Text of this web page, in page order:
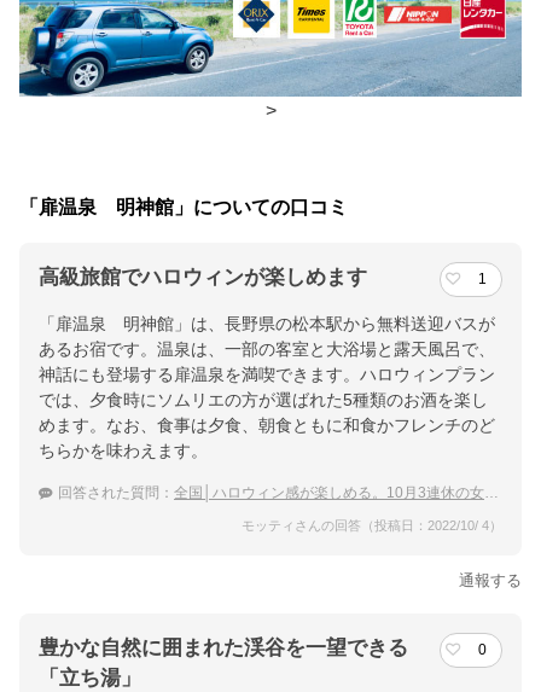
夕食 レストラン、食事処
チェックイン・チェックアウト時間
チェックアウ
12:00
松本ＩＣから約４０分美ヶ原高原方面へ。松本駅より無料シャト
ルバスもございます。
提供：楽天トラベル
ホテル詳細を詳しく見る
>
「扉温泉 明神館」についての口コミ
高級旅館でハロウィンが楽しめます 1
「扉温泉 明神館」は、長野県の松本駅から無料送迎バスが
あるお宿です。温泉は、一部の客室と大浴場と露天風呂で、
神話にも登場する扉温泉を満喫できます。ハロウィンプラン
では、夕食時にソムリエの方が選ばれた5種類のお酒を楽し
めます。なお、食事は夕食、朝食ともに和食かフレンチのど
ちらかを味わえます。
回答された質問： 全国│ハロウィン感が楽しめる。10月3連休の女子旅におすすめの温泉宿は？
モッティさんの回答（投稿日：2022/10/ 4）
通報する
豊かな自然に囲まれた渓谷を一望できる
「立ち湯」
0